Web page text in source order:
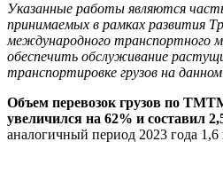
Указанные работы являются
принимаемых в рамках развития
международного транспортного
обеспечить обслуживание
транспортировке грузов на
Объем перевозок грузов по
увеличился на 62% и составил
аналогичный период 2023 года